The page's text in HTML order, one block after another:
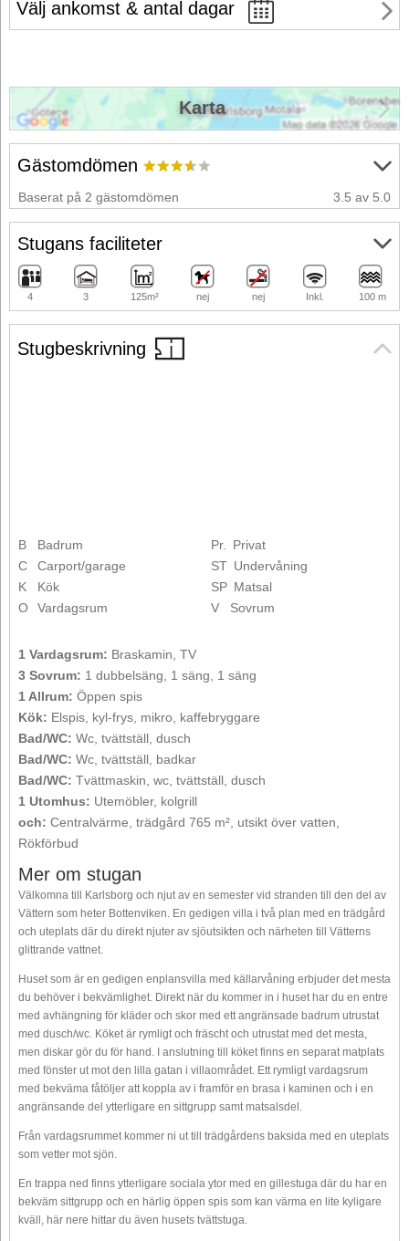
Välj ankomst & antal dagar
Stugbeskrivning
B
Badrum
C
Carport/garage
K
Kök
O
Vardagsrum
Pr.
Privat
ST Undervåning
SP Matsal
V
Sovrum
1 Vardagsrum: Braskamin, TV
3 Sovrum: 1 dubbelsäng, 1 säng, 1 säng
1 Allrum: Öppen spis
Kök: Elspis, kyl-frys, mikro, kaffebryggare
Bad/WC: Wc, tvättställ, dusch
Bad/WC: Wc, tvättställ, badkar
Bad/WC: Tvättmaskin, wc, tvättställ, dusch
1 Utomhus: Utemöbler, kolgrill
och: Centralvärme, trädgård 765 m², utsikt över vatten,
Rökförbud
Mer om stugan
Välkomna till Karlsborg och njut av en semester vid stranden till den del av
Vättern som heter Bottenviken. En gedigen villa i två plan med en trädgård
och uteplats där du direkt njuter av sjöutsikten och närheten till Vätterns
glittrande vattnet.
Huset som är en gedigen enplansvilla med källarvåning erbjuder det mesta
du behöver i bekvämlighet. Direkt när du kommer in i huset har du en entre
med avhängning för kläder och skor med ett angränsade badrum utrustat
med dusch/wc. Köket är rymligt och fräscht och utrustat med det mesta,
men diskar gör du för hand. I anslutning till köket finns en separat matplats
med fönster ut mot den lilla gatan i villaområdet. Ett rymligt vardagsrum
med bekväma fåtöljer att koppla av i framför en brasa i kaminen och i en
angränsande del ytterligare en sittgrupp samt matsalsdel.
Från vardagsrummet kommer ni ut till trädgårdens baksida med en uteplats
som vetter mot sjön.
En trappa ned finns ytterligare sociala ytor med en gillestuga där du har en
bekväm sittgrupp och en härlig öppen spis som kan värma en lite kyligare
kväll, här nere hittar du även husets tvättstuga.
Gästomdömen
Baserat på 2 gästomdömen 3.5 av 5.0
Stugans faciliteter
4 3 125m² nej nej Inkl. 100 m
Karta